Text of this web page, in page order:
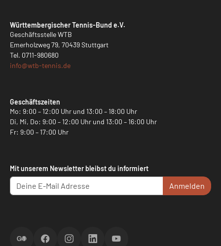
Württembergischer Tennis-Bund e.V.
Geschäftsstelle WTB
Emerholzweg 79, 70439 Stuttgart
Tel. 0711-980680
info@wtb-tennis.de
Geschäftszeiten
Mo: 9:00 – 12:00 Uhr und 13:00 – 18:00 Uhr
Di, Mi, Do: 9:00 – 12:00 Uhr und 13:00 – 16:00 Uhr
Fr: 9:00 – 17:00 Uhr
Mit unserem Newsletter bleibst du informiert
Anmelden
ScoreGOFacebookInstagramLinkedInYouTube